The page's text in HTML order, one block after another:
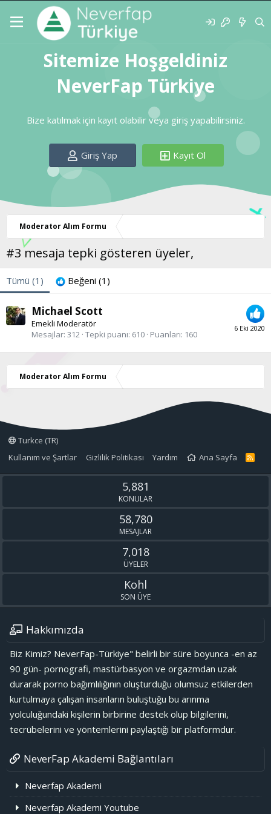
Sitemize Hoşgeldiniz
NeverFap Türkiye
Bize katılmak için kayıt olabilir veya giriş yapabilirsiniz.
Giriş Yap Kayıt Ol
Moderator Alım Formu
#3 mesaja tepki gösteren üyeler,
Tümü (1) Beğeni (1)
6 Eki 2020
Michael Scott
Emekli Moderatör
Mesajlar 312 Tepki puanı 610 Puanları 160
Moderator Alım Formu
Turkce (TR)
Kullanım ve Şartlar
Gizlilik Politikası Yardım Ana Sayfa
R
S
5,881
KONULAR
58,780
MESAJLAR
7,018
ÜYELER
Kohl
SON ÜYE
Hakkımızda
Biz Kimiz? NeverFap-Türkiye" belirli bir süre boyunca -en az
90 gün- pornografi, mastürbasyon ve orgazmdan uzak
durarak porno bağımlılığının oluşturduğu olumsuz etkilerden
kurtulmaya çalışan insanların buluştuğu bu arınma
yolculuğundaki kişilerin birbirine destek olup bilgilerini,
tecrübelerini ve yöntemlerini paylaştığı bir platformdur.
NeverFap Akademi Bağlantıları
Neverfap Akademi
Neverfap Akademi Youtube